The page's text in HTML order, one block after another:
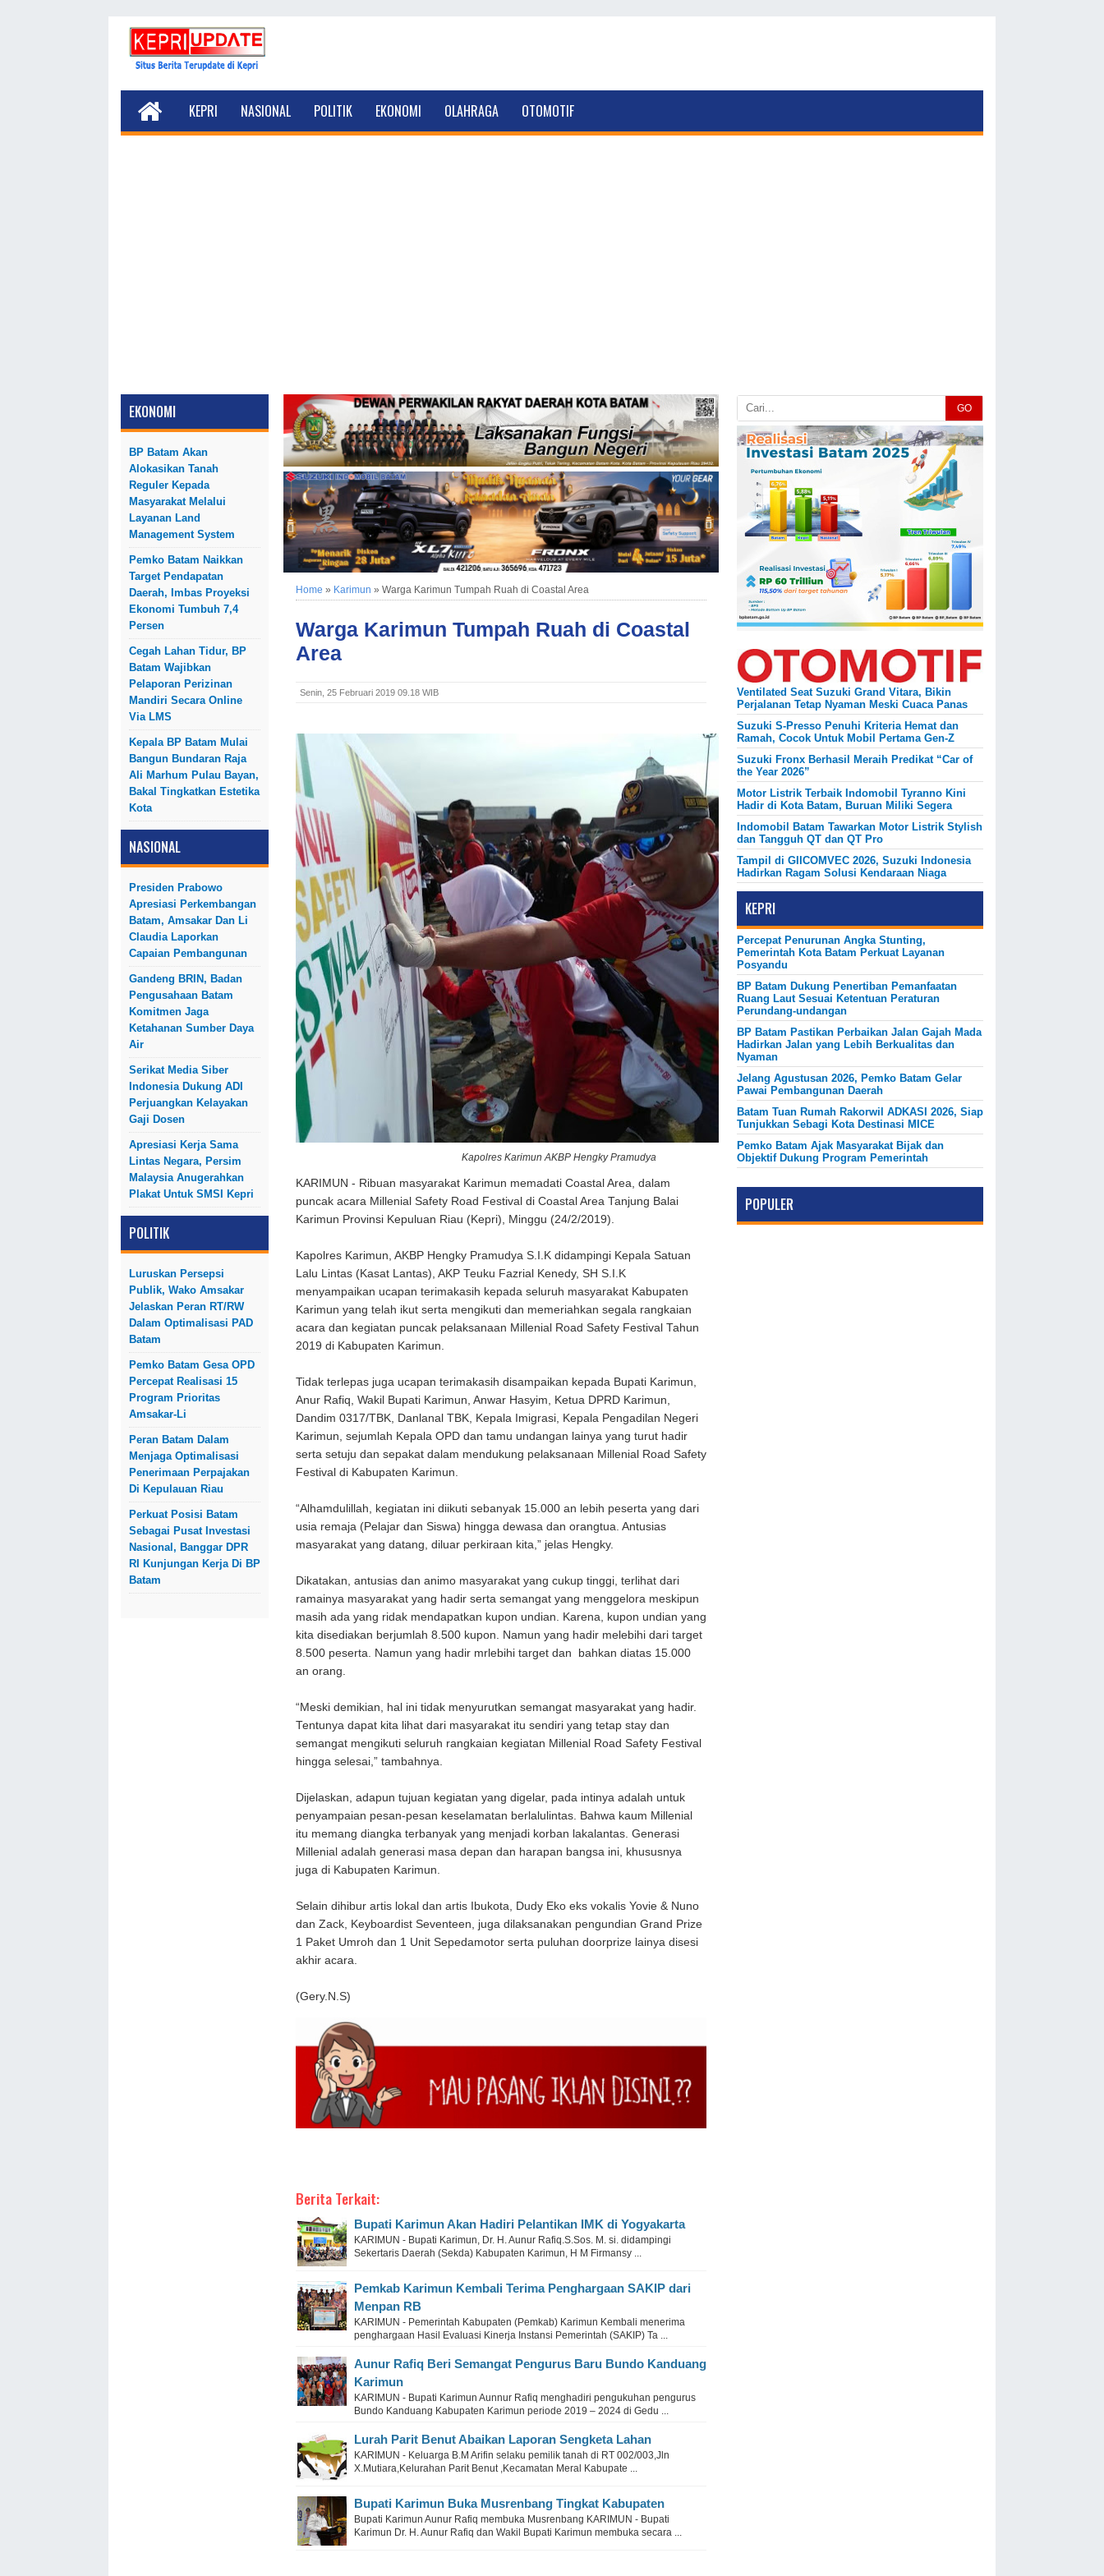
KEPRI NASIONAL POLITIK EKONOMI OLAHRAGA OTOMOTIF
EKONOMI
BP Batam Akan
Alokasikan Tanah
Reguler Kepada
Masyarakat Melalui
Layanan Land
Management System
Pemko Batam Naikkan
Target Pendapatan
Daerah, Imbas Proyeksi
Ekonomi Tumbuh 7,4
Persen
Cegah Lahan Tidur, BP
Batam Wajibkan
Pelaporan Perizinan
Mandiri Secara Online
Via LMS
Kepala BP Batam Mulai
Bangun Bundaran Raja
Ali Marhum Pulau Bayan,
Bakal Tingkatkan Estetika
Kota
NASIONAL
Presiden Prabowo
Apresiasi Perkembangan
Batam, Amsakar Dan Li
Claudia Laporkan
Capaian Pembangunan
Gandeng BRIN, Badan
Pengusahaan Batam
Komitmen Jaga
Ketahanan Sumber Daya
Air
Serikat Media Siber
Indonesia Dukung ADI
Perjuangkan Kelayakan
Gaji Dosen
Apresiasi Kerja Sama
Lintas Negara, Persim
Malaysia Anugerahkan
Plakat Untuk SMSI Kepri
POLITIK
Luruskan Persepsi
Publik, Wako Amsakar
Jelaskan Peran RT/RW
Dalam Optimalisasi PAD
Batam
Pemko Batam Gesa OPD
Percepat Realisasi 15
Program Prioritas
Amsakar-Li
Peran Batam Dalam
Menjaga Optimalisasi
Penerimaan Perpajakan
Di Kepulauan Riau
Perkuat Posisi Batam
Sebagai Pusat Investasi
Nasional, Banggar DPR
RI Kunjungan Kerja Di BP
Batam
Home » Karimun » Warga Karimun Tumpah Ruah di Coastal Area
Warga Karimun Tumpah Ruah di Coastal
Area
Senin, 25 Februari 2019 09.18 WIB
Kapolres Karimun AKBP Hengky Pramudya
KARIMUN - Ribuan masyarakat Karimun memadati Coastal Area, dalam
puncak acara Millenial Safety Road Festival di Coastal Area Tanjung Balai
Karimun Provinsi Kepuluan Riau (Kepri), Minggu (24/2/2019).
Kapolres Karimun, AKBP Hengky Pramudya S.I.K didampingi Kepala Satuan
Lalu Lintas (Kasat Lantas), AKP Teuku Fazrial Kenedy, SH S.I.K
menyampaikan ucapan terimakasih kepada seluruh masyarakat Kabupaten
Karimun yang telah ikut serta mengikuti dan memeriahkan segala rangkaian
acara dan kegiatan puncak pelaksanaan Millenial Road Safety Festival Tahun
2019 di Kabupaten Karimun.
Tidak terlepas juga ucapan terimakasih disampaikan kepada Bupati Karimun,
Anur Rafiq, Wakil Bupati Karimun, Anwar Hasyim, Ketua DPRD Karimun,
Dandim 0317/TBK, Danlanal TBK, Kepala Imigrasi, Kepala Pengadilan Negeri
Karimun, sejumlah Kepala OPD dan tamu undangan lainya yang turut hadir
serta setuju dan sepakat dalam mendukung pelaksanaan Millenial Road Safety
Festival di Kabupaten Karimun.
“Alhamdulillah, kegiatan ini diikuti sebanyak 15.000 an lebih peserta yang dari
usia remaja (Pelajar dan Siswa) hingga dewasa dan orangtua. Antusias
masyarakat yang datang, diluar perkiraan kita,” jelas Hengky.
Dikatakan, antusias dan animo masyarakat yang cukup tinggi, terlihat dari
ramainya masyarakat yang hadir serta semangat yang menggelora meskipun
masih ada yang ridak mendapatkan kupon undian. Karena, kupon undian yang
kita disediakan berjumlah 8.500 kupon. Namun yang hadir melebihi dari target
8.500 peserta. Namun yang hadir mrlebihi target dan bahkan diatas 15.000
an orang.
“Meski demikian, hal ini tidak menyurutkan semangat masyarakat yang hadir.
Tentunya dapat kita lihat dari masyarakat itu sendiri yang tetap stay dan
semangat mengikuti seluruh rangkaian kegiatan Millenial Road Safety Festival
hingga selesai,” tambahnya.
Dijelaskan, adapun tujuan kegiatan yang digelar, pada intinya adalah untuk
penyampaian pesan-pesan keselamatan berlalulintas. Bahwa kaum Millenial
itu memang diangka terbanyak yang menjadi korban lakalantas. Generasi
Millenial adalah generasi masa depan dan harapan bangsa ini, khususnya
juga di Kabupaten Karimun.
Selain dihibur artis lokal dan artis Ibukota, Dudy Eko eks vokalis Yovie & Nuno
dan Zack, Keyboardist Seventeen, juga dilaksanakan pengundian Grand Prize
1 Paket Umroh dan 1 Unit Sepedamotor serta puluhan doorprize lainya disesi
akhir acara.
(Gery.N.S)
Berita Terkait:
Bupati Karimun Akan Hadiri Pelantikan IMK di Yogyakarta
KARIMUN - Bupati Karimun, Dr. H. Aunur Rafiq.S.Sos. M. si. didampingi
Sekertaris Daerah (Sekda) Kabupaten Karimun, H M Firmansy ...
Pemkab Karimun Kembali Terima Penghargaan SAKIP dari
Menpan RB
KARIMUN - Pemerintah Kabupaten (Pemkab) Karimun Kembali menerima
penghargaan Hasil Evaluasi Kinerja Instansi Pemerintah (SAKIP) Ta ...
Aunur Rafiq Beri Semangat Pengurus Baru Bundo Kanduang
Karimun
KARIMUN - Bupati Karimun Aunnur Rafiq menghadiri pengukuhan pengurus
Bundo Kanduang Kabupaten Karimun periode 2019 – 2024 di Gedu ...
Lurah Parit Benut Abaikan Laporan Sengketa Lahan
KARIMUN - Keluarga B.M Arifin selaku pemilik tanah di RT 002/003,Jln
X.Mutiara,Kelurahan Parit Benut ,Kecamatan Meral Kabupate ...
Bupati Karimun Buka Musrenbang Tingkat Kabupaten
Bupati Karimun Aunur Rafiq membuka Musrenbang KARIMUN - Bupati
Karimun Dr. H. Aunur Rafiq dan Wakil Bupati Karimun membuka secara ...
GO
Ventilated Seat Suzuki Grand Vitara, Bikin
Perjalanan Tetap Nyaman Meski Cuaca Panas
Suzuki S-Presso Penuhi Kriteria Hemat dan
Ramah, Cocok Untuk Mobil Pertama Gen-Z
Suzuki Fronx Berhasil Meraih Predikat “Car of
the Year 2026”
Motor Listrik Terbaik Indomobil Tyranno Kini
Hadir di Kota Batam, Buruan Miliki Segera
Indomobil Batam Tawarkan Motor Listrik Stylish
dan Tangguh QT dan QT Pro
Tampil di GIICOMVEC 2026, Suzuki Indonesia
Hadirkan Ragam Solusi Kendaraan Niaga
KEPRI
Percepat Penurunan Angka Stunting,
Pemerintah Kota Batam Perkuat Layanan
Posyandu
BP Batam Dukung Penertiban Pemanfaatan
Ruang Laut Sesuai Ketentuan Peraturan
Perundang-undangan
BP Batam Pastikan Perbaikan Jalan Gajah Mada
Hadirkan Jalan yang Lebih Berkualitas dan
Nyaman
Jelang Agustusan 2026, Pemko Batam Gelar
Pawai Pembangunan Daerah
Batam Tuan Rumah Rakorwil ADKASI 2026, Siap
Tunjukkan Sebagi Kota Destinasi MICE
Pemko Batam Ajak Masyarakat Bijak dan
Objektif Dukung Program Pemerintah
POPULER